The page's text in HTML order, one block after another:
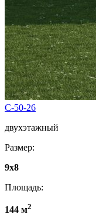
C-50-26
двухэтажный
Размер:
9х8
Площадь:
144 м2